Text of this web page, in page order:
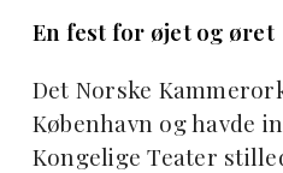
En fest for øjet og øret
Det Norske
København og havde
Kongelige Teater